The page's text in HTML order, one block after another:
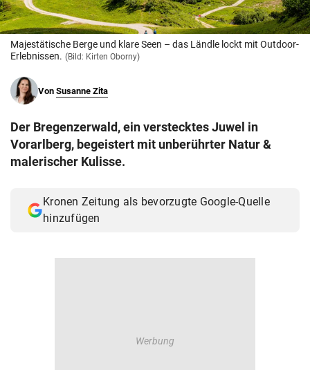
© Krone Multimedia GmbH & Co KG 2026
Muthgasse 2, 1190 Wien
Majestätische Berge und klare Seen – das Ländle lockt mit Outdoor-
Erlebnissen. (Bild: Kirten Oborny)
Von Susanne Zita
Der Bregenzerwald, ein verstecktes Juwel in
Vorarlberg, begeistert mit unberührter Natur &
malerischer Kulisse.
Kronen Zeitung als bevorzugte Google-Quelle
hinzufügen